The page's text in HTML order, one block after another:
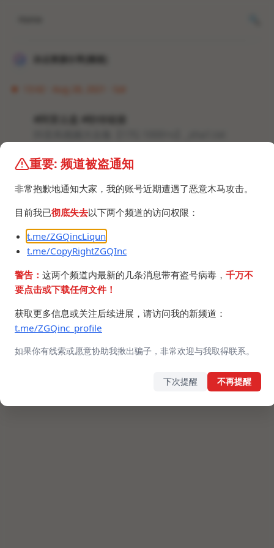
©2024 ZGQ Inc.All rights reserved
重要: 频道被盗通知
非常抱歉地通知大家，我的账号近期遭遇了恶意木马攻击。
目前我已彻底失去以下两个频道的访问权限：
t.me/ZGQincLiqun
t.me/CopyRightZGQInc
警告： 这两个频道内最新的几条消息带有盗号病毒， 千万不
要点击或下载任何文件！
获取更多信息或关注后续进展，请访问我的新频道：
t.me/ZGQinc_profile
如果你有线索或愿意协助我揪出骗子，非常欢迎与我取得联系。
下次提醒 不再提醒